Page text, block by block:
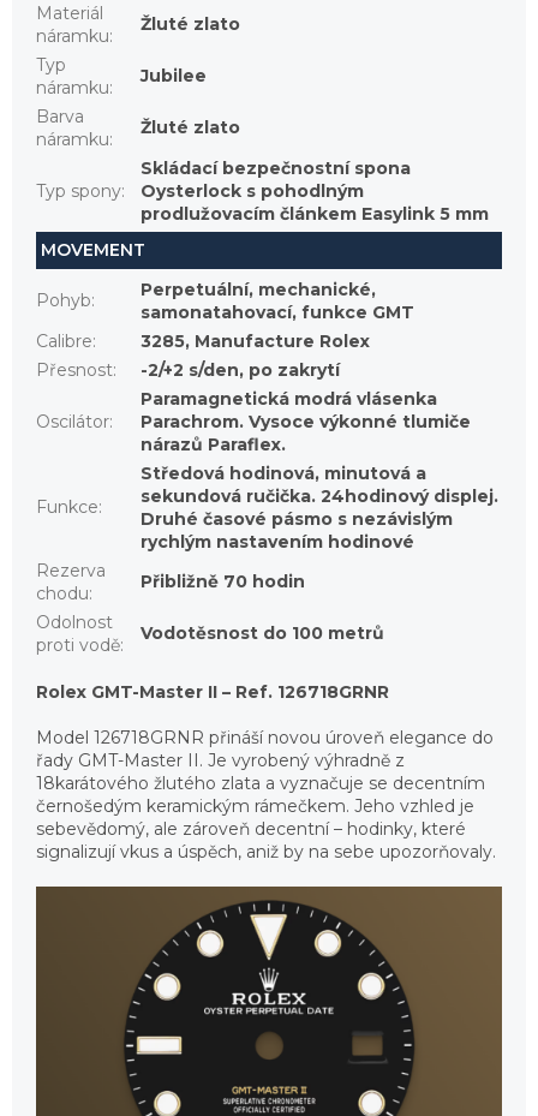
Materiál
náramku:
Žluté zlato
Typ
náramku:
Jubilee
Barva
náramku:
Žluté zlato
Typ spony:
Skládací bezpečnostní spona
Oysterlock s pohodlným
prodlužovacím článkem Easylink 5 mm
MOVEMENT
Pohyb:
Perpetuální, mechanické,
samonatahovací, funkce GMT
Calibre:
3285, Manufacture Rolex
Přesnost: -2/+2 s/den, po zakrytí
Oscilátor:
Paramagnetická modrá vlásenka
Parachrom. Vysoce výkonné tlumiče
nárazů Paraflex.
Funkce:
Středová hodinová, minutová a
sekundová ručička. 24hodinový displej.
Druhé časové pásmo s nezávislým
rychlým nastavením hodinové
Rezerva
chodu:
Přibližně 70 hodin
Odolnost
proti vodě:
Vodotěsnost do 100 metrů
Rolex GMT-Master II – Ref. 126718GRNR
Model 126718GRNR přináší novou úroveň elegance do
řady GMT-Master II. Je vyrobený výhradně z
18karátového žlutého zlata a vyznačuje se decentním
černošedým keramickým rámečkem. Jeho vzhled je
sebevědomý, ale zároveň decentní – hodinky, které
signalizují vkus a úspěch, aniž by na sebe upozorňovaly.